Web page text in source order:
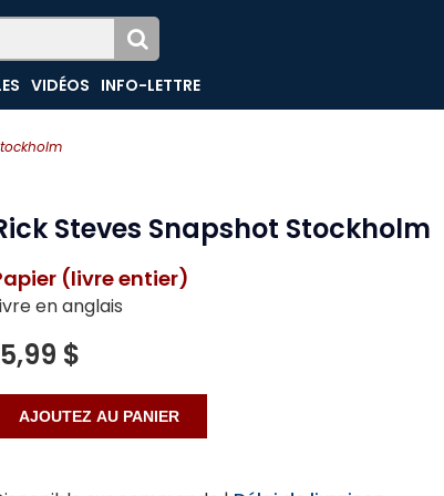
VIDÉOS INFO-LETTRE
Steves Snapshot Stockholm
(livre entier)
en anglais
$